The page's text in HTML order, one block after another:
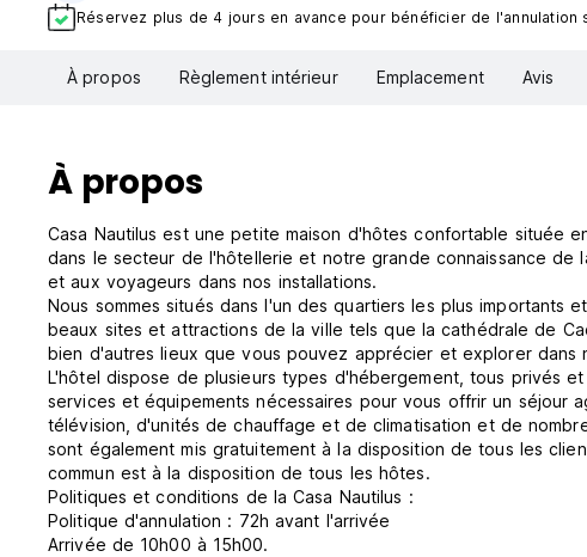
Réservez plus de 4 jours en avance pour bénéficier de l'annulation
À propos Règlement intérieur Emplacement Avis
À propos
Casa Nautilus est une petite maison d'hôtes confortable située
dans le secteur de l'hôtellerie et notre grande connaissance
et aux voyageurs dans nos installations.
Nous sommes situés dans l'un des quartiers les plus importants
beaux sites et attractions de la ville tels que la cathédrale de
bien d'autres lieux que vous pouvez apprécier et explorer dans
L'hôtel dispose de plusieurs types d'hébergement, tous privés
services et équipements nécessaires pour vous offrir un séjour
télévision, d'unités de chauffage et de climatisation et de
sont également mis gratuitement à la disposition de tous les
commun est à la disposition de tous les hôtes.
Politiques et conditions de la Casa Nautilus :
Politique d'annulation : 72h avant l'arrivée
Arrivée de 10h00 à 15h00.